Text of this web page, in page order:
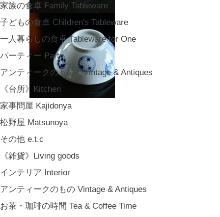
家族の食卓 Family Tableware
子どもの食卓 Children's Tableware
一人暮らしの食卓 Tableware for One
パーティー Party
アンティークのもの Vintage & Antiques
《台所》Kitchen
家事問屋 Kajidonya
松野屋 Matsunoya
その他 e.t.c
《雑貨》Living goods
インテリア Interior
アンティークのもの Vintage & Antiques
お茶・珈琲の時間 Tea & Coffee Time